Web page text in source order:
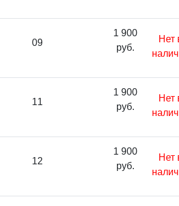
09
1 900
руб.
Нет
11
1 900
руб.
Нет
12
1 900
руб.
Нет